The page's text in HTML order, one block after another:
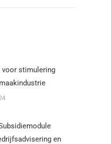
voor stimulering
en